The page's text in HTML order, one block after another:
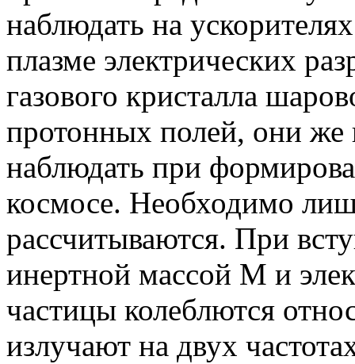
наблюдать на
плазме электрических
газового кристалла
протонных полей, они
наблюдать при
космосе. Необходимо
рассчитываются. При
инертной массой M и
частицы колеблются
излучают на двух